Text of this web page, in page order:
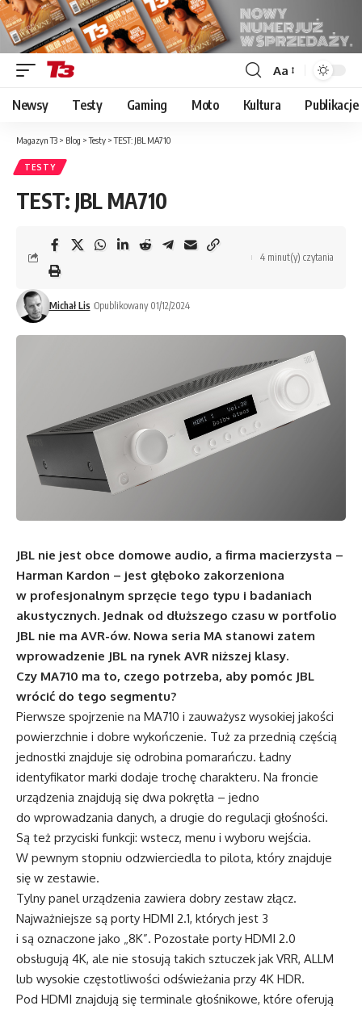
Font
Resizer
Aa
Newsy Testy Gaming Moto Kultura Publikacje
Magazyn T3 > Blog >Testy >TEST: JBL MA710
TESTY
TEST: JBL MA710
Michał Lis Opublikowany 01/12/2024
4 minut(y) czytania
JBL nie jest obce domowe audio, a firma macierzysta –
Harman Kardon – jest głęboko zakorzeniona
w profesjonalnym sprzęcie tego typu i badaniach
akustycznych. Jednak od dłuższego czasu w portfolio
JBL nie ma AVR-ów. Nowa seria MA stanowi zatem
wprowadzenie JBL na rynek AVR niższej klasy.
Czy MA710 ma to, czego potrzeba, aby pomóc JBL
wrócić do tego segmentu?
Pierwsze spojrzenie na MA710 i zauważysz wysokiej jakości
powierzchnie i dobre wykończenie. Tuż za przednią częścią
jednostki znajduje się odrobina pomarańczu. Ładny
identyfikator marki dodaje trochę charakteru. Na froncie
urządzenia znajdują się dwa pokrętła – jedno
do wprowadzania danych, a drugie do regulacji głośności.
Są też przyciski funkcji: wstecz, menu i wyboru wejścia.
W pewnym stopniu odzwierciedla to pilota, który znajduje
się w zestawie.
Tylny panel urządzenia zawiera dobry zestaw złącz.
Najważniejsze są porty HDMI 2.1, których jest 3
i są oznaczone jako „8K”. Pozostałe porty HDMI 2.0
obsługują 4K, ale nie stosują takich sztuczek jak VRR, ALLM
lub wysokie częstotliwości odświeżania przy 4K HDR.
Pod HDMI znajdują się terminale głośnikowe, które oferują